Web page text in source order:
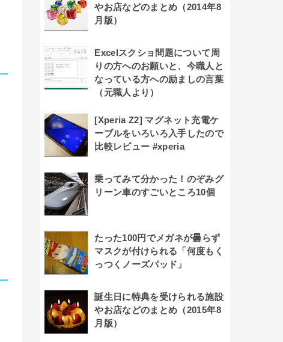
やお店などのまとめ（2014年8
月版）
Excelスクショ問題について周
りの方へのお願いと、今職人と
なっている方への励ましの言葉
（元職人より）
[Xperia Z2] マグネット充電ケ
ーブルをいろいろ入手したので
比較レビュー #xperia
乗ってみて分かった！のぞみグ
リーン車のすごいところ10個
たった100円でメガネが曇らず
マスクが付けられる「何度もく
っつくノーズパッド」
誕生日に特典を受けられる施設
やお店などのまとめ（2015年8
月版）